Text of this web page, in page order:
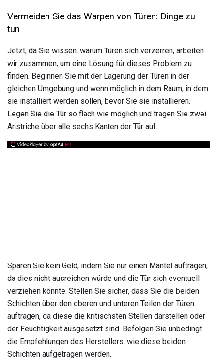
Vermeiden Sie das Warpen von Türen: Dinge zu
tun
Jetzt, da Sie wissen, warum Türen sich verzerren, arbeiten
wir zusammen, um eine Lösung für dieses Problem zu
finden. Beginnen Sie mit der Lagerung der Türen in der
gleichen Umgebung und wenn möglich in dem Raum, in dem
sie installiert werden sollen, bevor Sie sie installieren.
Legen Sie die Tür so flach wie möglich und tragen Sie zwei
Anstriche über alle sechs Kanten der Tür auf.
Sparen Sie kein Geld, indem Sie nur einen Mantel auftragen,
da dies nicht ausreichen würde und die Tür sich eventuell
verziehen könnte. Stellen Sie sicher, dass Sie die beiden
Schichten über den oberen und unteren Teilen der Türen
auftragen, da diese die kritischsten Stellen darstellen oder
der Feuchtigkeit ausgesetzt sind. Befolgen Sie unbedingt
die Empfehlungen des Herstellers, wie diese beiden
Schichten aufgetragen werden.